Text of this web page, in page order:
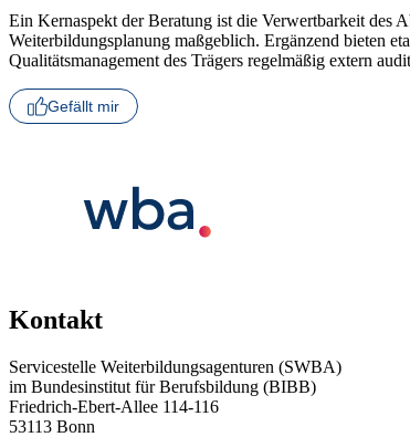
Ein Kernaspekt der Beratung ist die Verwertbarkeit des
Weiterbildungsplanung maßgeblich. Ergänzend bieten
Qualitätsmanagement des Trägers regelmäßig extern
Gefällt mir
Kontakt
Servicestelle Weiterbildungsagenturen (SWBA)
im Bundesinstitut für Berufsbildung (BIBB)
Friedrich-Ebert-Allee 114-116
53113 Bonn